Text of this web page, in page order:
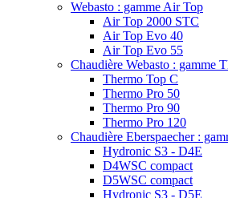
Webasto : gamme Air Top
Air Top 2000 STC
Air Top Evo 40
Air Top Evo 55
Chaudière Webasto : gamme
Thermo Top C
Thermo Pro 50
Thermo Pro 90
Thermo Pro 120
Chaudière Eberspaecher :
Hydronic S3 - D4E
D4WSC compact
D5WSC compact
Hydronic S3 - D5E